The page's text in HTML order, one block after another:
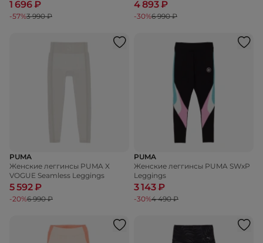
1 696 ₽
-57%3 990 ₽
4 893 ₽
-30%6 990 ₽
PUMA
Женские леггинсы PUMA X
VOGUE Seamless Leggings
5 592 ₽
-20%6 990 ₽
PUMA
Женские леггинсы PUMA SWxP
Leggings
3 143 ₽
-30%4 490 ₽